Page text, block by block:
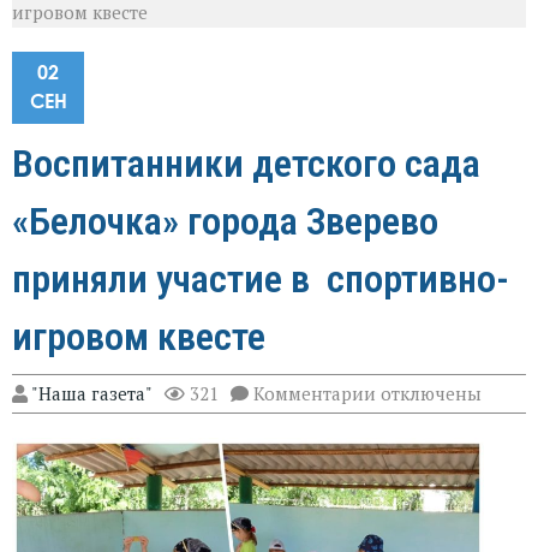
игровом квесте
02
СЕН
Воспитанники детского сада
«Белочка» города Зверево
приняли участие в спортивно-
игровом квесте
"Наша газета" 321 Комментарии к
записи
детского
сада
«Белочка»
города
Зверево
отключены